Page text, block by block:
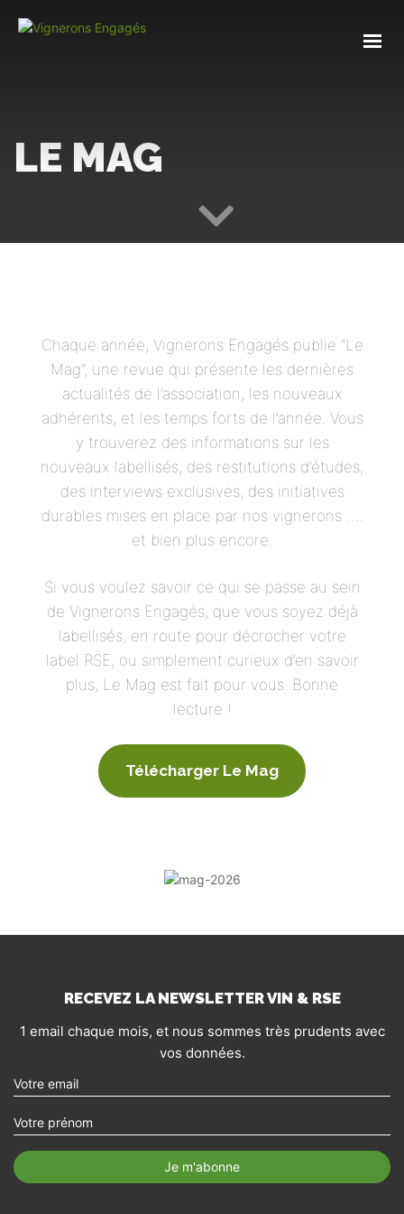
LE MAG
Chaque année, Vignerons Engagés publie “Le
Mag”, une revue qui présente les dernières
actualités de l’association, les nouveaux
adhérents, et les temps forts de l’année. Vous
y trouverez des informations sur les
nouveaux labellisés, des restitutions d’études,
des interviews exclusives, des initiatives
durables mises en place par nos vignerons ….
et bien plus encore.
Si vous voulez savoir ce qui se passe au sein
de Vignerons Engagés, que vous soyez déjà
labellisés, en route pour décrocher votre
label RSE, ou simplement curieux d’en savoir
plus, Le Mag est fait pour vous. Bonne
lecture !
Télécharger Le Mag
RECEVEZ LA NEWSLETTER VIN & RSE
1 email chaque mois, et nous sommes très prudents avec
vos données.